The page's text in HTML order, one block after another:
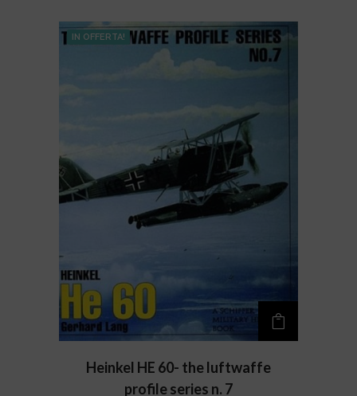
IN OFFERTA!
Heinkel HE 60- the luftwaffe
profile series n. 7